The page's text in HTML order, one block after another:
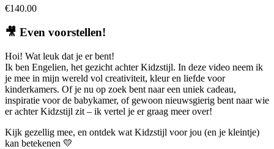
€140.00
🎥 Even voorstellen!
Hoi! Wat leuk dat je er bent!
Ik ben Engelien, het gezicht achter Kidzstijl. In deze video neem ik
je mee in mijn wereld vol creativiteit, kleur en liefde voor
kinderkamers. Of je nu op zoek bent naar een uniek cadeau,
inspiratie voor de babykamer, of gewoon nieuwsgierig bent naar wie
er achter Kidzstijl zit – ik vertel je er graag meer over!
Kijk gezellig mee, en ontdek wat Kidzstijl voor jou (en je kleintje)
kan betekenen 💛